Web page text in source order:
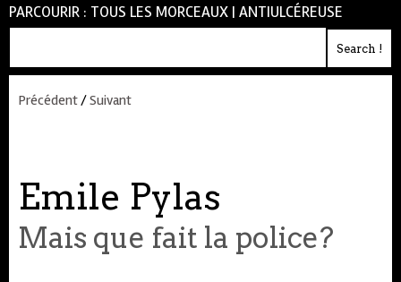
PARCOURIR : TOUS LES MORCEAUX | ANTIULCÉREUSE
Précédent/Suivant
Emile Pylas
Mais que fait la police?